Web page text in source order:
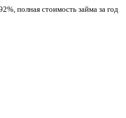
полная стоимость займа за год